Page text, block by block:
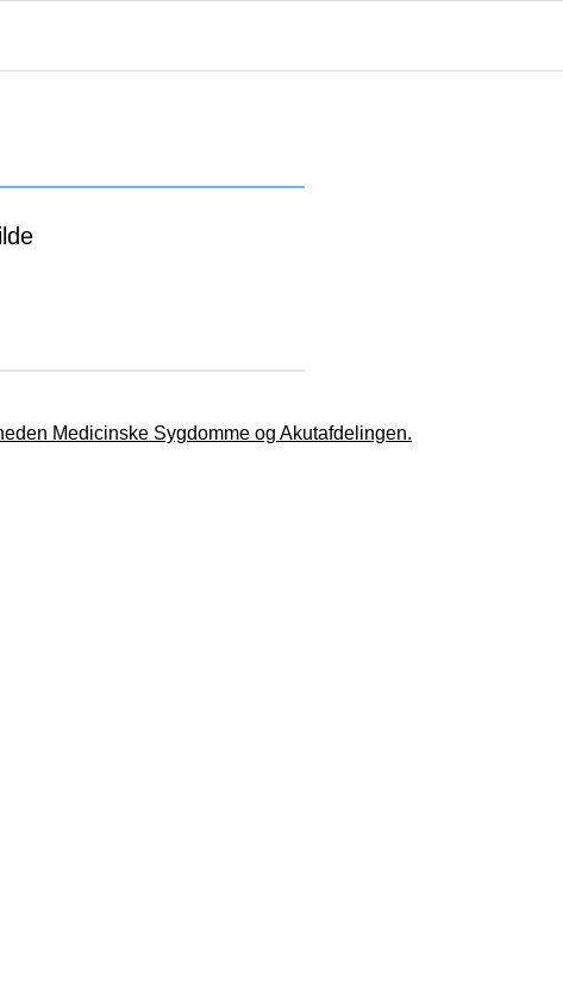
Medicinske Sygdomme og Akutafdelingen.